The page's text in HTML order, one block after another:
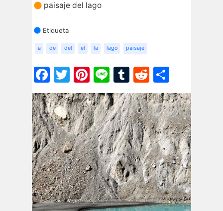
paisaje del lago
Etiqueta
a de del el la lago paisaje
Facebook
Twitter
Pinterest
LineTumblr
Reddit